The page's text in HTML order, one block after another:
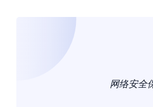
网络安全